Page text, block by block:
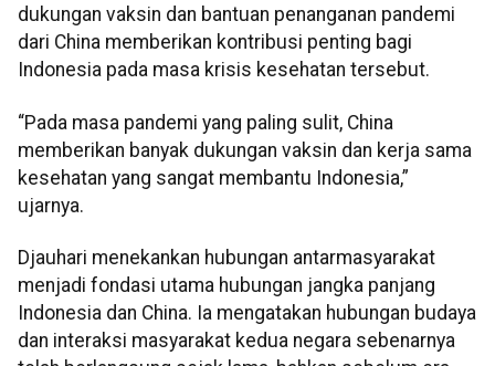
dukungan vaksin dan bantuan penanganan pandemi
dari China memberikan kontribusi penting bagi
Indonesia pada masa krisis kesehatan tersebut.
“Pada masa pandemi yang paling sulit, China
memberikan banyak dukungan vaksin dan kerja sama
kesehatan yang sangat membantu Indonesia,”
ujarnya.
Djauhari menekankan hubungan antarmasyarakat
menjadi fondasi utama hubungan jangka panjang
Indonesia dan China. Ia mengatakan hubungan budaya
dan interaksi masyarakat kedua negara sebenarnya